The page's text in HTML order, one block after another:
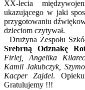
XX-lecia
ukazującego w jaki
przygotowaniu
dzieciom czytywał.
Drużyna Zespołu
Srebrną Odznakę
Firlej, Angelika
Kamil Jakubczyk,
Kacper Zajdel.
Gratulujemy !!!